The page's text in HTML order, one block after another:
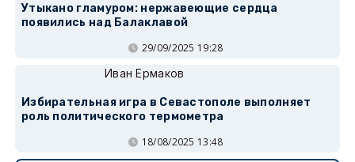
Утыкано гламуром: нержавеющие сердца
появились над Балаклавой
29/09/2025 19:28
Иван Ермаков
Избирательная игра в Севастополе выполняет
роль политического термометра
18/08/2025 13:48